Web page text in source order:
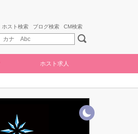
ホスト検索 ブログ検索 CM検索
ホスト求人